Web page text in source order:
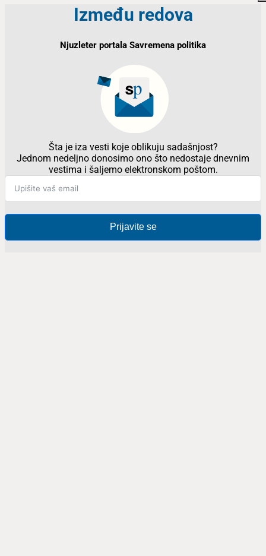
Između redova
Njuzleter portala Savremena politika
Šta je iza vesti koje oblikuju sadašnjost?
Jednom nedeljno donosimo ono što nedostaje dnevnim
vestima i šaljemo elektronskom poštom.
Prijavite se